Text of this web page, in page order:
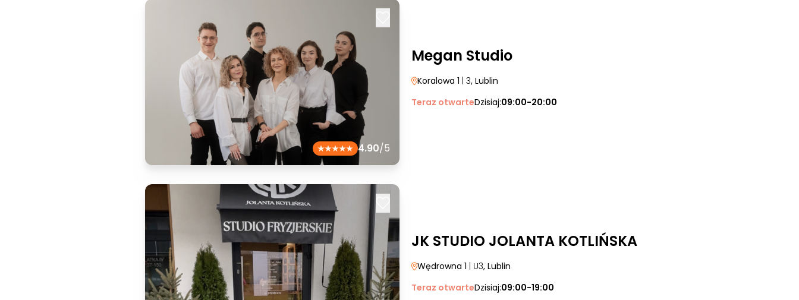
4.90/5
Megan Studio
Koralowa 1 | 3, Lublin
Teraz otwarteDzisiaj:09:00-20:00
JK STUDIO JOLANTA KOTLIŃSKA
Wędrowna 1 | U3, Lublin
Teraz otwarteDzisiaj:09:00-19:00